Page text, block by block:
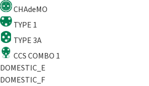
CHAdeMO
TYPE 1
TYPE 3A
CCS COMBO 1
DOMESTIC_E
DOMESTIC_F